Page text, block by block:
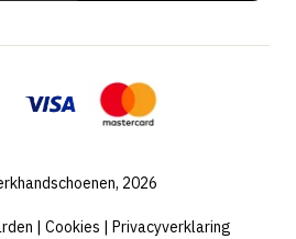
2026
| Cookies | Privacyverklaring